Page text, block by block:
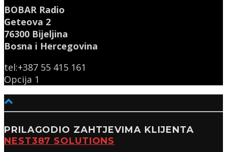
BOBAR Radio
Geteova 2
76300 Bijeljina
Bosna i Hercegovina
tel:+387 55 415 161
Opcija 1
PRILAGODIO ZAHTJEVIMA KLIJENTA
NEST387 SOLUTIONS